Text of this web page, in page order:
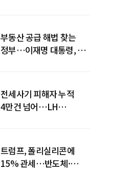
부동산 공급 해법 찾는
정부…이재명 대통령, 2차
전세사기 피해자 누적
4만건 넘어…LH
트럼프, 폴리실리콘에
15% 관세…반도체·